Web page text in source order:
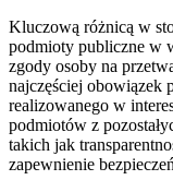
Kluczową różnicą w
podmioty publiczne w
zgody osoby na
najczęściej obowiązek
realizowanego w
podmiotów z
takich jak
zapewnienie